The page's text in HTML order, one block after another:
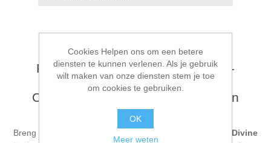
Flower Divine 1 - Lavinia Stamps -
LAV901
Ontdek de Betoverende Wereld van
Lavinia Stamps
Breng je creativiteit tot leven met de geweldige
Flower Divine
Cookies Helpen ons om een betere
diensten te kunnen verlenen. Als je gebruik
wilt maken van onze diensten stem je toe
om cookies te gebruiken.
OK
Meer weten